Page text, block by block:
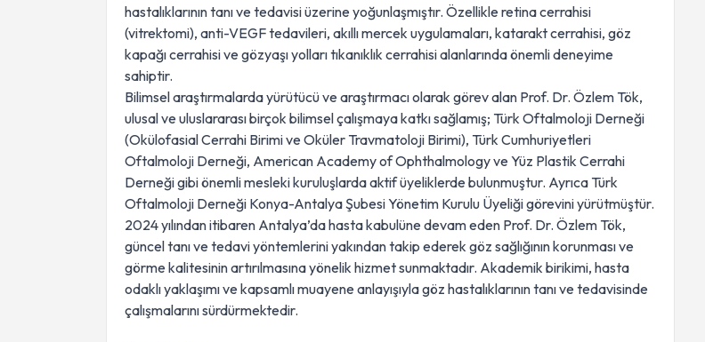
hastalıklarının tanı ve tedavisi üzerine yoğunlaşmıştır. Özellikle retina cerrahisi
(vitrektomi), anti-VEGF tedavileri, akıllı mercek uygulamaları, katarakt cerrahisi, göz
kapağı cerrahisi ve gözyaşı yolları tıkanıklık cerrahisi alanlarında önemli deneyime
sahiptir.
Bilimsel araştırmalarda yürütücü ve araştırmacı olarak görev alan Prof. Dr. Özlem Tök,
ulusal ve uluslararası birçok bilimsel çalışmaya katkı sağlamış; Türk Oftalmoloji Derneği
(Okülofasial Cerrahi Birimi ve Oküler Travmatoloji Birimi), Türk Cumhuriyetleri
Oftalmoloji Derneği, American Academy of Ophthalmology ve Yüz Plastik Cerrahi
Derneği gibi önemli mesleki kuruluşlarda aktif üyeliklerde bulunmuştur. Ayrıca Türk
Oftalmoloji Derneği Konya-Antalya Şubesi Yönetim Kurulu Üyeliği görevini yürütmüştür.
2024 yılından itibaren Antalya’da hasta kabulüne devam eden Prof. Dr. Özlem Tök,
güncel tanı ve tedavi yöntemlerini yakından takip ederek göz sağlığının korunması ve
görme kalitesinin artırılmasına yönelik hizmet sunmaktadır. Akademik birikimi, hasta
odaklı yaklaşımı ve kapsamlı muayene anlayışıyla göz hastalıklarının tanı ve tedavisinde
çalışmalarını sürdürmektedir.